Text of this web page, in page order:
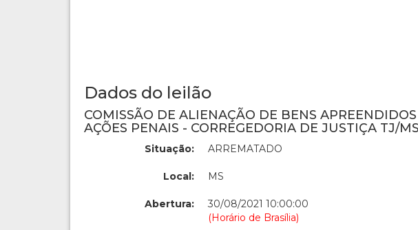
Dados do leilão
COMISSÃO DE ALIENAÇÃO DE BENS
AÇÕES PENAIS - CORREGEDORIA DE JUSTIÇA TJ/MS
Situação: ARREMATADO
Local: MS
Abertura:
30/08/2021 10:00:00
(Horário de Brasília)